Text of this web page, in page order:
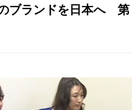
ブランドを日本へ 第